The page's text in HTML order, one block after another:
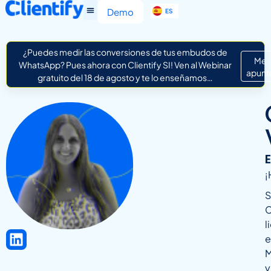
Demo ES
IT
¿Puedes medir las conversiones de tus embudos de
WhatsApp? Pues ahora con Clientify SI! Ven al Webinar
gratuito del 18 de agosto y te lo enseñamos…
Me
y